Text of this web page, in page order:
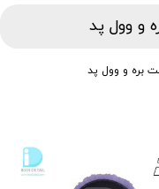
و وول پد​​​​​​​
بره و وول پد